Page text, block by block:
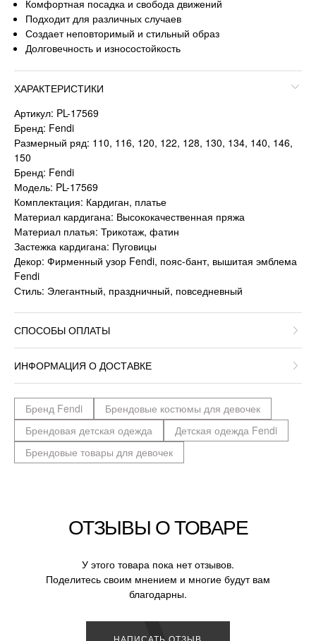
Комфортная посадка и свобода движений
Подходит для различных случаев
Создает неповторимый и стильный образ
Долговечность и износостойкость
ХАРАКТЕРИСТИКИ
Артикул: PL-17569
Бренд: Fendi
Размерный ряд: 110, 116, 120, 122, 128, 130, 134, 140, 146,
150
Бренд: Fendi
Модель: PL-17569
Комплектация: Кардиган, платье
Материал кардигана: Высококачественная пряжа
Материал платья: Трикотаж, фатин
Застежка кардигана: Пуговицы
Декор: Фирменный узор Fendi, пояс-бант, вышитая эмблема
Fendi
Стиль: Элегантный, праздничный, повседневный
СПОСОБЫ ОПЛАТЫ
ИНФОРМАЦИЯ О ДОСТАВКЕ
Бренд Fendi
Брендовые костюмы для девочек
Брендовая детская одежда
Детская одежда Fendi
Брендовые товары для девочек
ОТЗЫВЫ О ТОВАРЕ
У этого товара пока нет отзывов.
Поделитесь своим мнением и многие будут вам
благодарны.